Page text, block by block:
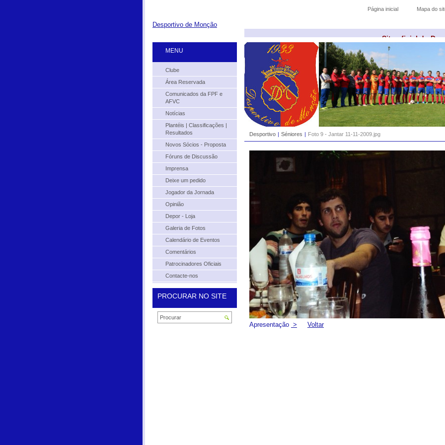
Desportivo de Monção
Site oficial do
Desportivo | Séniores | Foto 9 - Jantar 11-11-2009.jpg
Apresentação > Voltar
MENU
Clube
Área Reservada
Comunicados da FPF e
AFVC
Notícias
Plantéis | Classificações |
Resultados
Novos Sócios - Proposta
Fóruns de Discussão
Imprensa
Deixe um pedido
Jogador da Jornada
Opinião
Depor - Loja
Galeria de Fotos
Calendário de Eventos
Comentários
Patrocinadores Oficiais
Contacte-nos
PROCURAR NO SITE
Página inicial Mapa do